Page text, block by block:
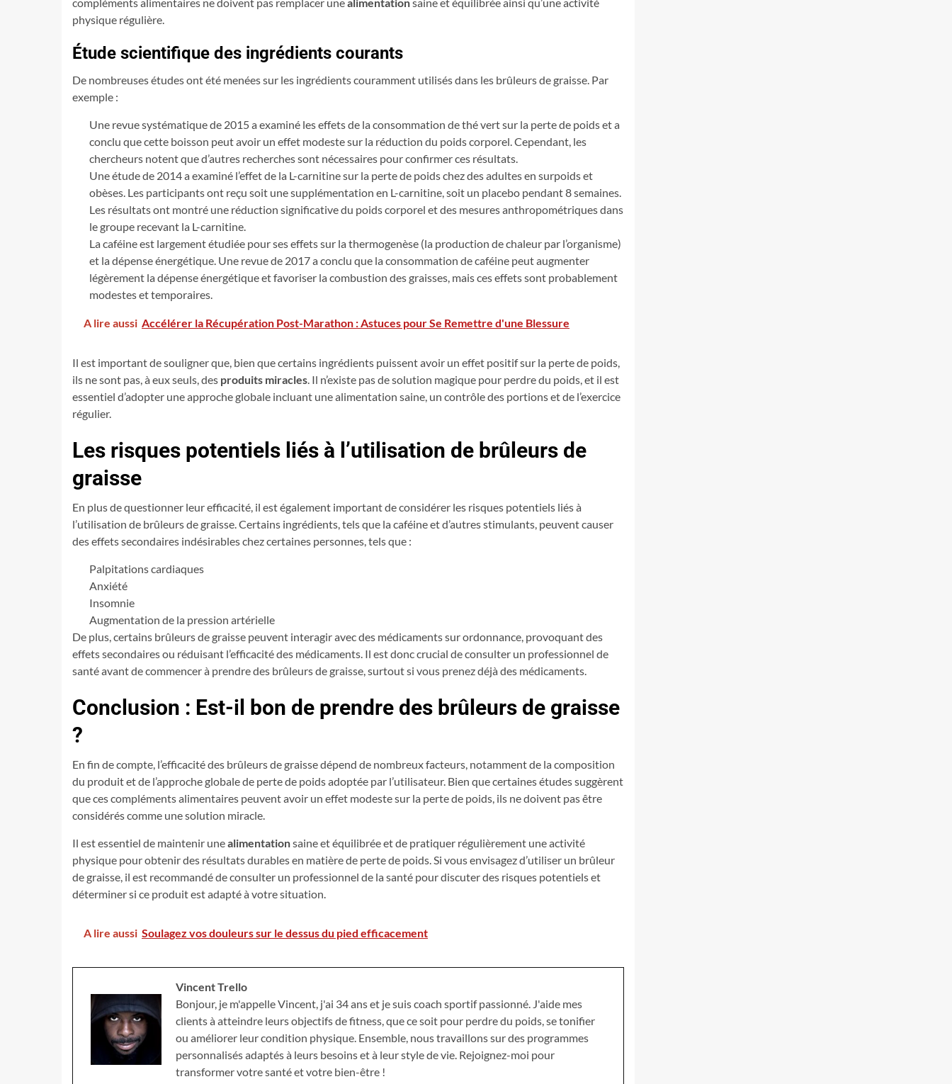
physique régulière.
Étude scientifique des ingrédients courants
De nombreuses études ont été menées sur les ingrédients couramment utilisés dans les brûleurs de graisse. Par
exemple :
Une revue systématique de 2015 a examiné les effets de la consommation de thé vert sur la perte de poids et a
conclu que cette boisson peut avoir un effet modeste sur la réduction du poids corporel. Cependant, les
chercheurs notent que d’autres recherches sont nécessaires pour confirmer ces résultats.
Une étude de 2014 a examiné l’effet de la L-carnitine sur la perte de poids chez des adultes en surpoids et
obèses. Les participants ont reçu soit une supplémentation en L-carnitine, soit un placebo pendant 8 semaines.
Les résultats ont montré une réduction significative du poids corporel et des mesures anthropométriques dans
le groupe recevant la L-carnitine.
La caféine est largement étudiée pour ses effets sur la thermogenèse (la production de chaleur par l’organisme)
et la dépense énergétique. Une revue de 2017 a conclu que la consommation de caféine peut augmenter
légèrement la dépense énergétique et favoriser la combustion des graisses, mais ces effets sont probablement
modestes et temporaires.
A lire aussi Accélérer la Récupération Post-Marathon : Astuces pour Se Remettre d'une Blessure
Il est important de souligner que, bien que certains ingrédients puissent avoir un effet positif sur la perte de poids,
ils ne sont pas, à eux seuls, des produits miracles . Il n’existe pas de solution magique pour perdre du poids, et il est
essentiel d’adopter une approche globale incluant une alimentation saine, un contrôle des portions et de l’exercice
régulier.
Les risques potentiels liés à l’utilisation de brûleurs de
graisse
En plus de questionner leur efficacité, il est également important de considérer les risques potentiels liés à
l’utilisation de brûleurs de graisse. Certains ingrédients, tels que la caféine et d’autres stimulants, peuvent causer
des effets secondaires indésirables chez certaines personnes, tels que :
Palpitations cardiaques
Anxiété
Insomnie
Augmentation de la pression artérielle
De plus, certains brûleurs de graisse peuvent interagir avec des médicaments sur ordonnance, provoquant des
effets secondaires ou réduisant l’efficacité des médicaments. Il est donc crucial de consulter un professionnel de
santé avant de commencer à prendre des brûleurs de graisse, surtout si vous prenez déjà des médicaments.
Conclusion : Est-il bon de prendre des brûleurs de graisse
?
En fin de compte, l’efficacité des brûleurs de graisse dépend de nombreux facteurs, notamment de la composition
du produit et de l’approche globale de perte de poids adoptée par l’utilisateur. Bien que certaines études suggèrent
que ces compléments alimentaires peuvent avoir un effet modeste sur la perte de poids, ils ne doivent pas être
considérés comme une solution miracle.
Il est essentiel de maintenir unealimentationsaine et équilibrée et de pratiquer régulièrement une activité
physique pour obtenir des résultats durables en matière de perte de poids. Si vous envisagez d’utiliser un brûleur
de graisse, il est recommandé de consulter un professionnel de la santé pour discuter des risques potentiels et
déterminer si ce produit est adapté à votre situation.
A lire aussi Soulagez vos douleurs sur le dessus du pied efficacement
Vincent Trello
Bonjour, je m'appelle Vincent, j'ai 34 ans et je suis coach sportif passionné. J'aide mes
clients à atteindre leurs objectifs de fitness, que ce soit pour perdre du poids, se tonifier
ou améliorer leur condition physique. Ensemble, nous travaillons sur des programmes
personnalisés adaptés à leurs besoins et à leur style de vie. Rejoignez-moi pour
transformer votre santé et votre bien-être !